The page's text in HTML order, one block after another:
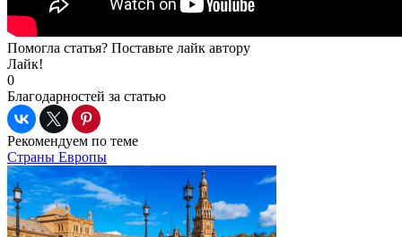
Помогла статья? Поставьте лайк автору
Лайк!
0
Благодарностей за статью
Рекомендуем по теме
Страны Европы